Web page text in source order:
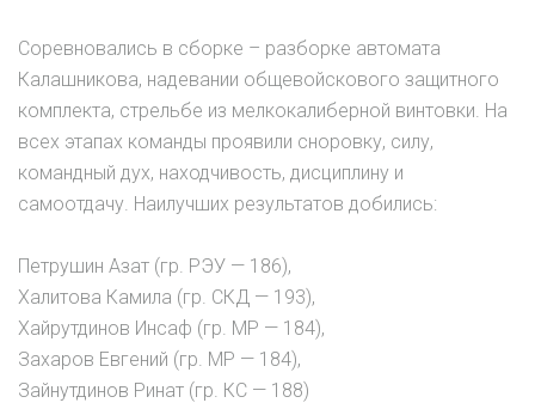
Соревновались в сборке – разборке автомата
Калашникова, надевании общевойскового защитного
комплекта, стрельбе из мелкокалиберной винтовки. На
всех этапах команды проявили сноровку, силу,
командный дух, находчивость, дисциплину и
самоотдачу. Наилучших результатов добились:
Петрушин Азат (гр. РЭУ — 186),
Халитова Камила (гр. СКД — 193),
Хайрутдинов Инсаф (гр. МР — 184),
Захаров Евгений (гр. МР — 184),
Зайнутдинов Ринат (гр. КС — 188)